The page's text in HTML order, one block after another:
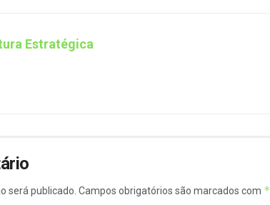
Estratégica
será publicado. Campos obrigatórios são marcados com *